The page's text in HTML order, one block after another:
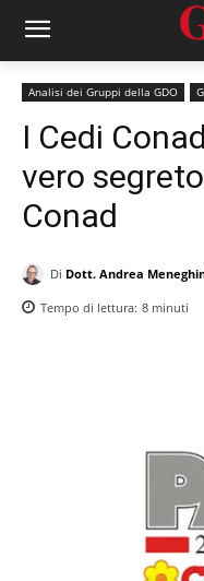
Analisi dei Gruppi della GDO
I Cedi
vero
Conad
Di Dott. Andrea
Tempo di lettura: 8 minuti